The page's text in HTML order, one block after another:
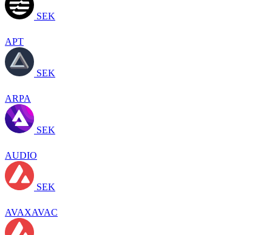
SEK
APT
SEK
ARPA
SEK
AUDIO
SEK
AVAXAVAC